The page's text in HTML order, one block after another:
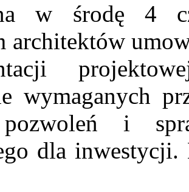
w środę 4
architektów
wymaganych
i
dla inwestycji.